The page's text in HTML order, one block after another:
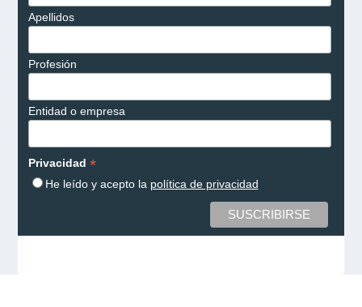
Apellidos
Profesión
Entidad o empresa
Privacidad *
He leído y acepto la política de privacidad